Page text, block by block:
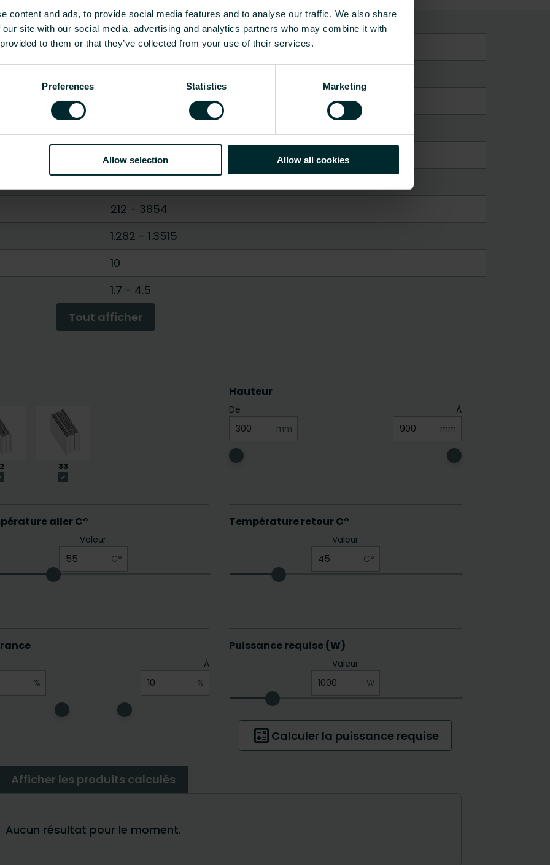
content and ads, to provide social media features and to analyse our traffic. We also share
site with our social media, advertising and analytics partners who may combine it with
to them or that they’ve collected from your use of their services.
Preferences Statistics Marketing
Allow selection Allow all cookies
EC011022 - Radiateur plat
62
212 - 3854
1.282 - 1.3515
10
1.7 - 4.5
Tout afficher